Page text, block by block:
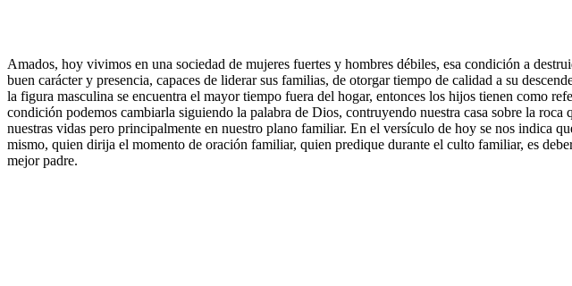
Amados, hoy vivimos en una sociedad de mujeres fuertes y hombres débiles, esa condición a
buen carácter y presencia, capaces de liderar sus familias, de otorgar tiempo de calidad a su
la figura masculina se encuentra el mayor tiempo fuera del hogar, entonces los hijos tienen como
condición podemos cambiarla siguiendo la palabra de Dios, contruyendo nuestra casa sobre la
nuestras vidas pero principalmente en nuestro plano familiar. En el versículo de hoy se nos indica
mismo, quien dirija el momento de oración familiar, quien predique durante el culto familiar, es
mejor padre.